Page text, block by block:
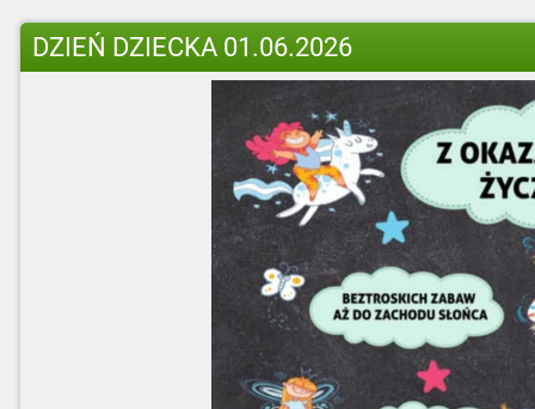
DZIEŃ DZIECKA 01.06.2026